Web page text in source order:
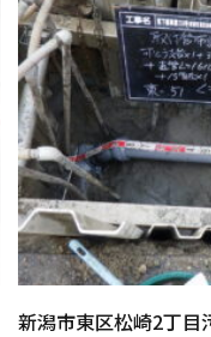
新潟市東区松崎2丁目